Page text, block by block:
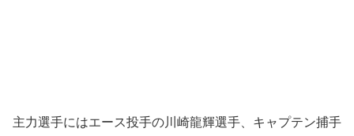
主力選手にはエース投手の川崎龍輝選手、キャプテン捕手